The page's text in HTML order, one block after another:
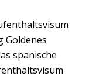
Goldenes
spanische